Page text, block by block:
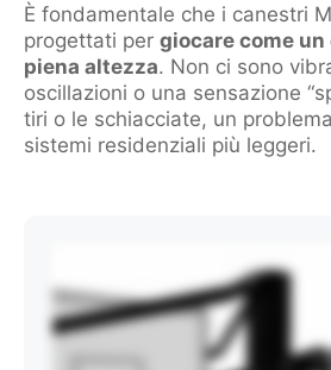
È fondamentale che i canestri
progettati per giocare come
piena altezza. Non ci sono
oscillazioni o una sensazione
tiri o le schiacciate, un
sistemi residenziali più leggeri.